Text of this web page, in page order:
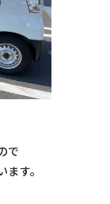
で
す。